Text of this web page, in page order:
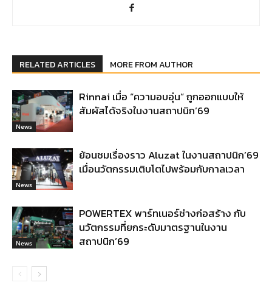
RELATED ARTICLES MORE FROM AUTHOR
News
Rinnai เมื่อ “ความอบอุ่น” ถูกออกแบบให้
สัมผัสได้จริงในงานสถาปนิก’69
News
ย้อนชมเรื่องราว Aluzat ในงานสถาปนิก’69
เมื่อนวัตกรรมเติบโตไปพร้อมกับกาลเวลา
News
POWERTEX พาร์ทเนอร์ช่างก่อสร้าง กับ
นวัตกรรมที่ยกระดับมาตรฐานในงาน
สถาปนิก’69